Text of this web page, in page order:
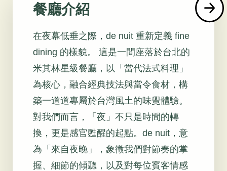
餐廳介紹
在夜幕低垂之際，de nuit 重新定義 fine
dining 的樣貌。 這是一間座落於台北的
米其林星級餐廳，以「當代法式料理」
為核心，融合經典技法與當令食材，構
築一道道專屬於台灣風土的味覺體驗。
對我們而言，「夜」不只是時間的轉
換，更是感官甦醒的起點。de nuit，意
為「來自夜晚」，象徵我們對節奏的掌
握、細節的傾聽，以及對每位賓客情感